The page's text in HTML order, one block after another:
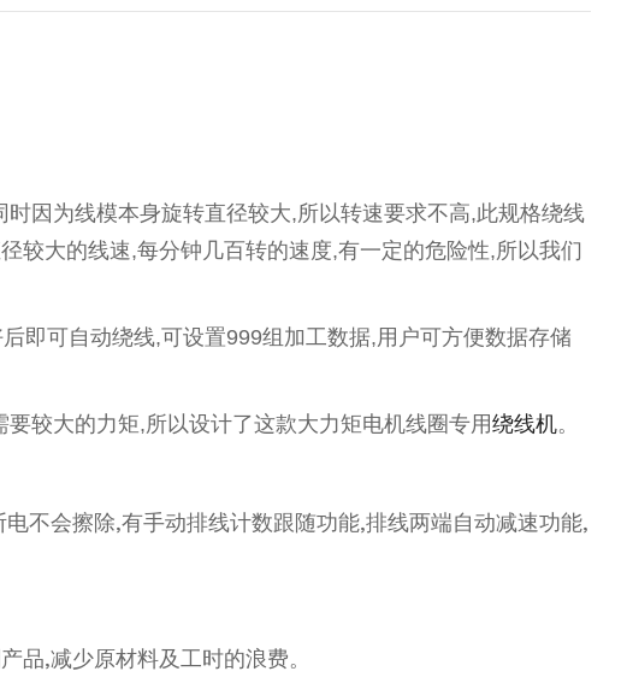
因为线模本身旋转直径较大,所以转速要求不高,此规格绕线
较大的线速,每分钟几百转的速度,有一定的危险性,所以我们
可自动绕线,可设置999组加工数据,用户可方便数据存储
较大的力矩,所以设计了这款大力矩电机线圈专用绕线机。
会擦除,有手动排线计数跟随功能,排线两端自动减速功能,
,减少原材料及工时的浪费。